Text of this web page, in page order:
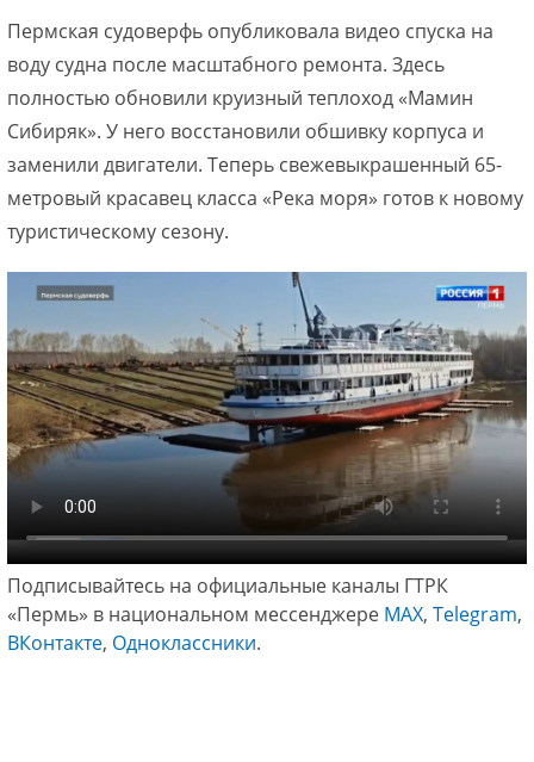
Пермская судоверфь опубликовала видео спуска на
воду судна после масштабного ремонта. Здесь
полностью обновили круизный теплоход «Мамин
Сибиряк». У него восстановили обшивку корпуса и
заменили двигатели. Теперь свежевыкрашенный 65-
метровый красавец класса «Река моря» готов к новому
туристическому сезону.
Подписывайтесь на официальные каналы ГТРК
«Пермь» в национальном мессенджере МАХ, Telegram,
ВКонтакте, Одноклассники.